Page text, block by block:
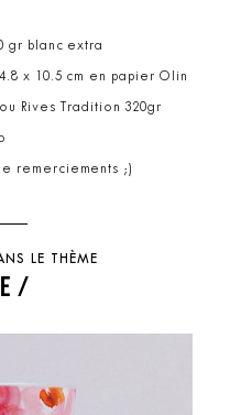
gr blanc extra
x 10.5 cm en papier Olin
Rives Tradition 320gr
remerciements ;)
LE THÈME
/